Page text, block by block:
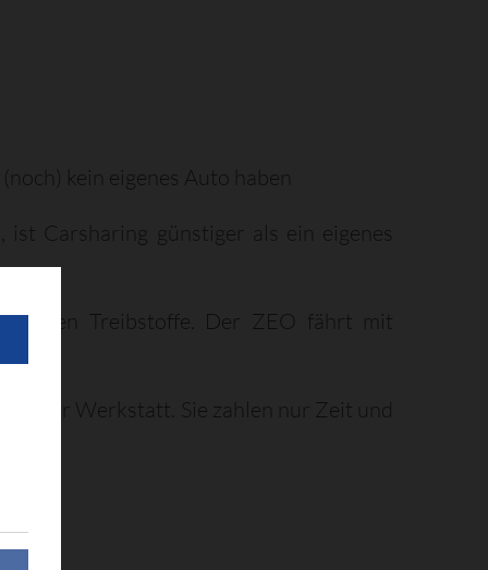
kein eigenes Auto haben
Carsharing günstiger als ein eigenes
Treibstoffe. Der ZEO fährt mit
der Werkstatt. Sie zahlen nur Zeit und